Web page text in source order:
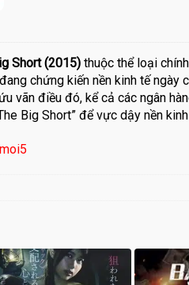
Short (2015) thuộc thể loại
chứng kiến nền kinh tế
vãn điều đó, kể cả các ngân
Big Short” để vực dậy nền